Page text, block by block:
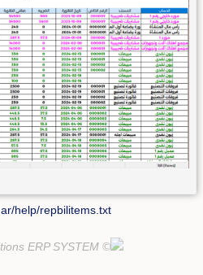
ar/help/repbilitems.txt